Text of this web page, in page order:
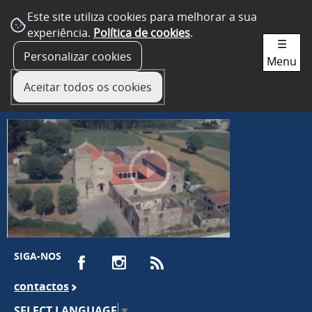
Este site utiliza cookies para melhorar a sua
experiência. Política de cookies.
Personalizar cookies
Aceitar todos os cookies
SIGA-NOS
contactos
☰
Menu